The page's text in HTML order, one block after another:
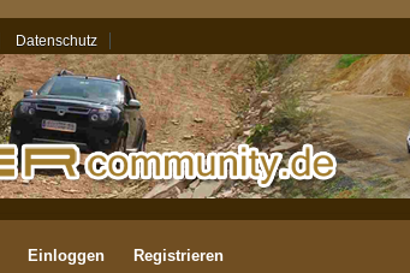
Datenschutz
Einloggen Registrieren